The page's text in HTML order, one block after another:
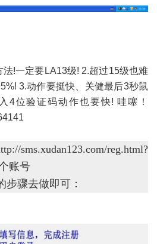
!一定要LA13级! 2.超过15级也难
3.动作要挺快、关健最后3秒鼠
4位验证码动作也要快! 哇噻！
reg.html?
账号
步骤去做即可：